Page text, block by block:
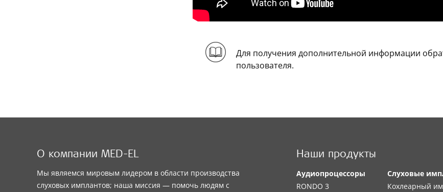
Для получения дополнительной информации
пользователя.
О компании MED-EL
Мы являемся мировым лидером в области производства
слуховых имплантов; наша миссия — помочь людям с
Наши продукты
Аудиопроцессоры
RONDO 3
Слуховые
Кохлеарный